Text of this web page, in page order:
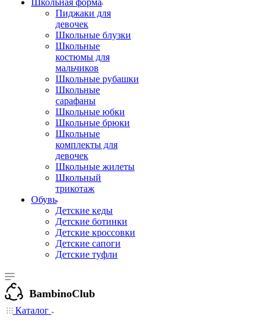
Школьная форма
Пиджаки для
девочек
Школьные блузки
Школьные
костюмы для
мальчиков
Школьные рубашки
Школьные
сарафаны
Школьные юбки
Школьные брюки
Школьные
комплекты для
девочек
Школьные жилеты
Школьный
трикотаж
Обувь
Детские кеды
Детские ботинки
Детские кроссовки
Детские сапоги
Детские туфли
BambinoClub
Каталог